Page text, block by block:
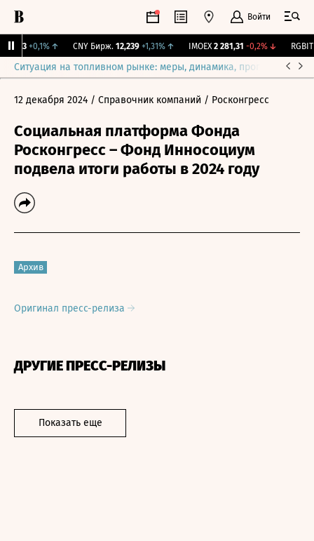
Войти
+0,1% ↑ CNY Бирж. 12,239 +1,31% ↑ IMOEX 2 281,31 -0,2%↓ RGBITR
Ситуация на топливном рынке: меры, динамика, прогнозы
12 декабря 2024 / Справочник компаний / Росконгресс
Социальная платформа Фонда
Росконгресс – Фонд Инносоциум
подвела итоги работы в 2024 году
Архив
Оригинал пресс-релиза
ДРУГИЕ ПРЕСС-РЕЛИЗЫ
Показать еще